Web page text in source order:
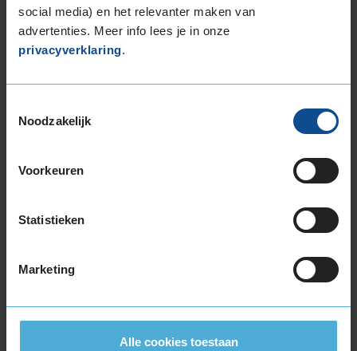
social media) en het relevanter maken van
advertenties. Meer info lees je in onze
privacyverklaring.
Noodzakelijk
Voorkeuren
Statistieken
Marketing
Alle cookies toestaan
205/50R16 87W
205/55R16 91H
205/55R16 91V
205/60R16 92H
205/60R16 96H EXTRALOAD
205/65R16 95H